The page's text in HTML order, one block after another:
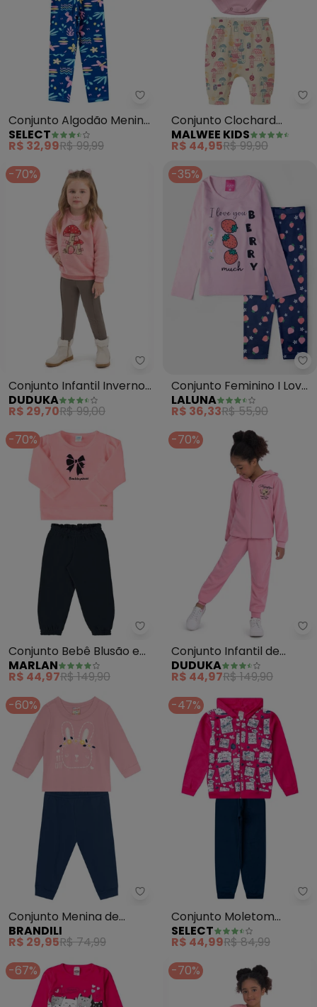
Select - Conjunto Algodão
Conjunto Algodão Menina
Blusa Longa e Calça
(Rosa)
SELECT
R$ 32,99R$ 99,99
Conjunto Clochard
Casinhas (Rosa Claro)
MALWEE KIDS
R$ 44,95R$ 99,90
-70%
Duduka - Conjunto Infantil
Conjunto Infantil Inverno
(Rosa)
DUDUKA
R$ 29,70R$ 99,00
-35%
Conjunto Feminino I Love
You (Rosa)
LALUNA
R$ 36,33R$ 55,90
-70%
Marlan - Conjunto Bebê Blusão
Conjunto Bebê Blusão e
Calça Laço Baby (Rosa)
MARLAN
R$ 44,97R$ 149,90
-70%
Conjunto Infantil de
Inverno (Rosa)
DUDUKA
R$ 44,97R$ 149,90
-60%
Brandili - Conjunto Menina de
Conjunto Menina de
Coelhinho (Rosa)
BRANDILI
R$ 29,95R$ 74,99
-47%
Conjunto Moletom
Menina Jaqueta e Calça
(Rosa)
SELECT
R$ 44,99R$ 84,99
-67%
-70%